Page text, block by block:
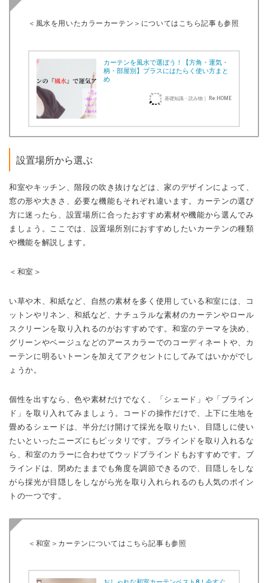
＜風水を用いたカラーカーテン＞についてはこちら記事も参照
カーテンを風水で選ぼう！【方角・運気・
柄・部屋別】プラスにはたらく使い方まと
め
基礎知識・読み物｜ Re:HOME
設置場所から選ぶ
和室やキッチン、階段の吹き抜けなどは、家のデザインによって、
窓の形や大きさ、必要な機能もそれぞれ違います。カーテンの選び
方に迷ったら、設置場所に合ったおすすめ素材や機能から選んでみ
ましょう。ここでは、設置場所別におすすめしたいカーテンの種類
や機能を解説します。
＜和室＞
い草や木、和紙など、自然の素材を多く使用している和室には、コ
ットンやリネン、和紙など、ナチュラルな素材のカーテンやロール
スクリーンを取り入れるのがおすすめです。和室のテーマを決め、
グリーンやベージュなどのアースカラーでのコーディネートや、カ
ーテンに明るいトーンを加えてアクセントにしてみてはいかがでし
ょうか。
個性を出すなら、色や素材だけでなく、「シェード」や「ブライン
ド」を取り入れてみましょう。コードの操作だけで、上下に生地を
畳めるシェードは、半分だけ開けて採光を取りたい、目隠しに使い
たいといったニーズにもピッタリです。ブラインドを取り入れるな
ら、和室のカラーに合わせてウッドブラインドもおすすめです。ブ
ラインドは、閉めたままでも角度を調節できるので、目隠しをしな
がら採光が目隠しをしながら光を取り入れられるのも人気のポイン
トの一つです。
＜和室＞カーテンについてはこちら記事も参照